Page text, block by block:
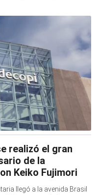
realizó el gran
de la
Keiko Fujimori
llegó a la avenida Brasil